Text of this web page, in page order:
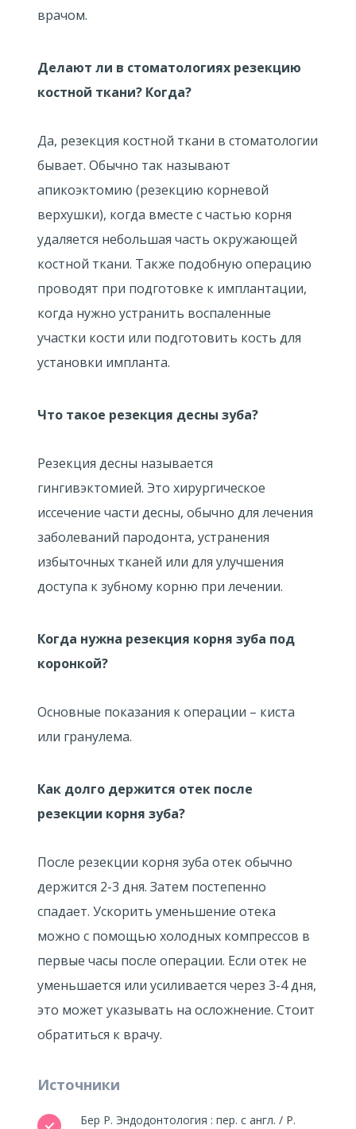
врачом.
Делают ли в стоматологиях резекцию
костной ткани? Когда?
Да, резекция костной ткани в стоматологии
бывает. Обычно так называют
апикоэктомию (резекцию корневой
верхушки), когда вместе с частью корня
удаляется небольшая часть окружающей
костной ткани. Также подобную операцию
проводят при подготовке к имплантации,
когда нужно устранить воспаленные
участки кости или подготовить кость для
установки импланта.
Что такое резекция десны зуба?
Резекция десны называется
гингивэктомией. Это хирургическое
иссечение части десны, обычно для лечения
заболеваний пародонта, устранения
избыточных тканей или для улучшения
доступа к зубному корню при лечении.
Когда нужна резекция корня зуба под
коронкой?
Основные показания к операции – киста
или гранулема.
Как долго держится отек после
резекции корня зуба?
После резекции корня зуба отек обычно
держится 2-3 дня. Затем постепенно
спадает. Ускорить уменьшение отека
можно с помощью холодных компрессов в
первые часы после операции. Если отек не
уменьшается или усиливается через 3-4 дня,
это может указывать на осложнение. Стоит
обратиться к врачу.
Источники
Бер P. Эндодонтология : пер. с англ. / P.